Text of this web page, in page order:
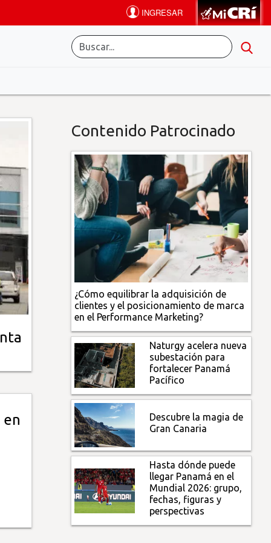
Contenido Patrocinado
¿Cómo equilibrar la adquisición de
clientes y el posicionamiento de marca
en el Performance Marketing?
Naturgy acelera nueva
subestación para
fortalecer Panamá
Pacífico
Descubre la magia de
Gran Canaria
Hasta dónde puede
llegar Panamá en el
Mundial 2026: grupo,
fechas, figuras y
perspectivas